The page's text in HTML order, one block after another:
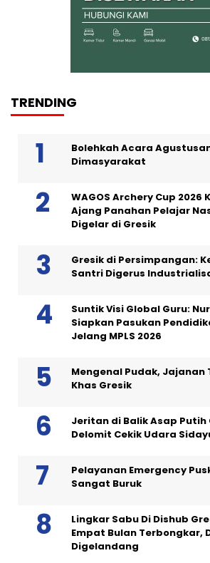
TRENDING
Bolehkah Acara
Dimasyarakat
WAGOS Archery Cup 2026
Ajang Panahan Pelajar
Digelar di Gresik
Gresik di Persimpangan:
Santri Digerus
Suntik Visi Global Guru:
Siapkan Pasukan
Jelang MPLS 2026
Mengenal Pudak, Jajanan
Khas Gresik
Jeritan di Balik Asap Putih
Delomit Cekik Udara
Pelayanan Emergency
Sangat Buruk
Lingkar Sabu Di Dishub
Empat Bulan Terbongkar,
Digelandang